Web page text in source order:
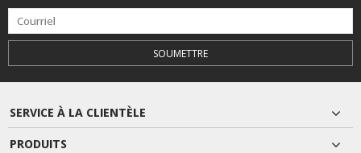
SOUMETTRE
SERVICE À LA CLIENTÈLE
PRODUITS